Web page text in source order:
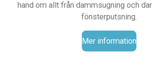
hand om allt från dammsugning och
fönsterputsning.
Mer information